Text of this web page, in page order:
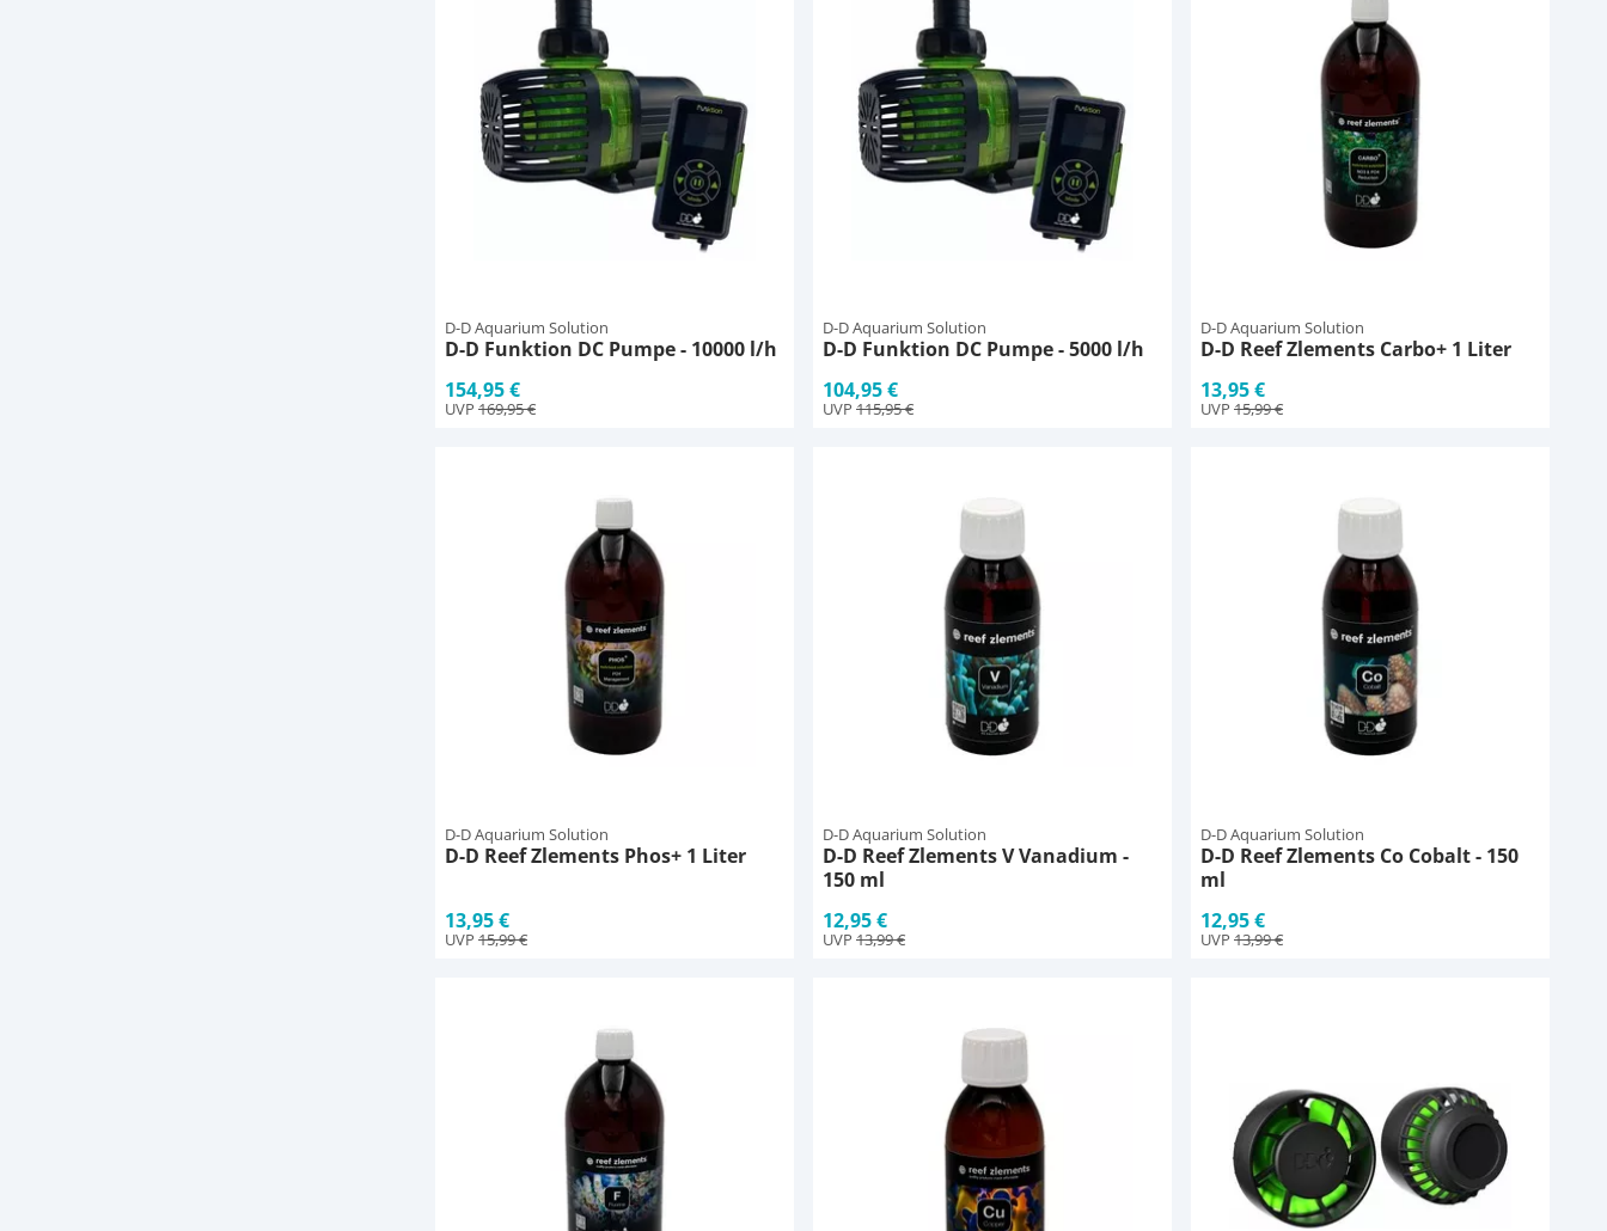
D-D Aquarium Solution
D-D Funktion DC Pumpe - 10000 l/h
154,95 €
UVP 169,95 €
D-D Aquarium Solution
D-D Funktion DC Pumpe - 5000 l/h
104,95 €
UVP 115,95 €
D-D Aquarium Solution
D-D Reef Zlements Carbo+ 1 Liter
13,95 €
UVP 15,99 €
D-D Aquarium Solution
D-D Reef Zlements Phos+ 1 Liter
13,95 €
UVP 15,99 €
D-D Aquarium Solution
D-D Reef Zlements V Vanadium -
150 ml
12,95 €
UVP 13,99 €
D-D Aquarium Solution
D-D Reef Zlements Co Cobalt - 150
ml
12,95 €
UVP 13,99 €